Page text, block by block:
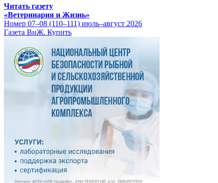
Читать газету
«Ветеринария и Жизнь»
Номер 07–08 (110–111) июль–август 2026
Газета ВиЖ. Купить